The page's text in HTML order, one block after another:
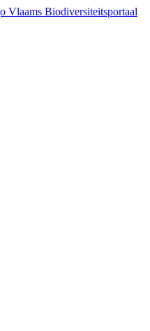
Vlaams Biodiversiteitsportaal